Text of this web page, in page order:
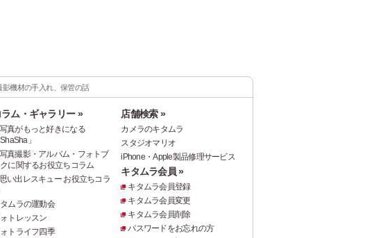
影機材の手入れ、保管の話
ラム・ギャラリー »
写真がもっと好きになる
ShaSha」
写真撮影・アルバム・フォトブ
クに関するお役立ちコラム
思い出レスキュー お役立ちコラ
ムラの運動会
トレッスン
トライフ四季
店舗検索 »
カメラのキタムラ
スタジオマリオ
iPhone・Apple製品修理サービス
キタムラ会員 »
キタムラ会員登録
キタムラ会員変更
キタムラ会員削除
パスワードをお忘れの方